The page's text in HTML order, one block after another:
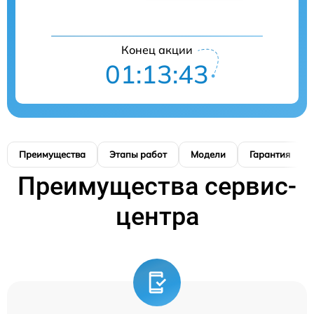
Конец акции
01:13:42
Преимущества Этапы работ Модели Гарантия
Преимущества сервис-
центра